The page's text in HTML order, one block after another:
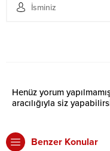
Henüz yorum
aracılığıyla siz
Benzer Konular